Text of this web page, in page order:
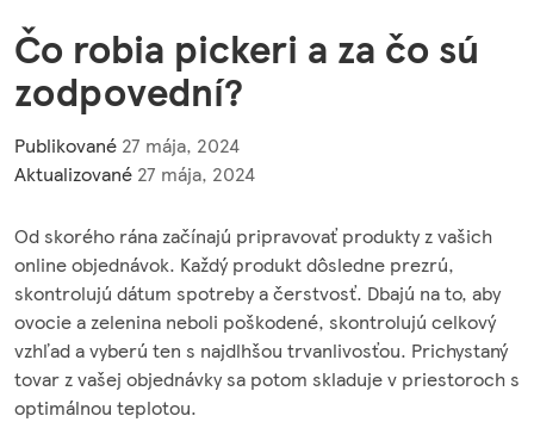
Čo robia pickeri a za čo sú
zodpovední?
Publikované 27 mája, 2024
Aktualizované 27 mája, 2024
Od skorého rána začínajú pripravovať produkty z vašich
online objednávok. Každý produkt dôsledne prezrú,
skontrolujú dátum spotreby a čerstvosť. Dbajú na to, aby
ovocie a zelenina neboli poškodené, skontrolujú celkový
vzhľad a vyberú ten s najdlhšou trvanlivosťou. Prichystaný
tovar z vašej objednávky sa potom skladuje v priestoroch s
optimálnou teplotou.